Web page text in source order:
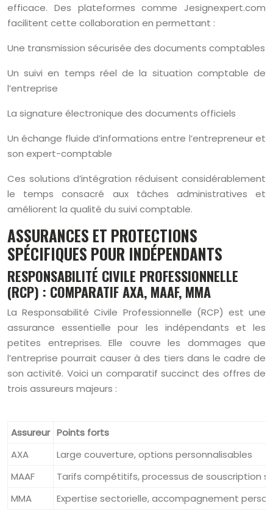
efficace. Des plateformes comme Jesignexpert.com
facilitent cette collaboration en permettant :
Une transmission sécurisée des documents comptables
Un suivi en temps réel de la situation comptable de
l’entreprise
La signature électronique des documents officiels
Un échange fluide d’informations entre l’entrepreneur et
son expert-comptable
Ces solutions d’intégration réduisent considérablement
le temps consacré aux tâches administratives et
améliorent la qualité du suivi comptable.
ASSURANCES ET PROTECTIONS
SPÉCIFIQUES POUR INDÉPENDANTS
RESPONSABILITÉ CIVILE PROFESSIONNELLE
(RCP) : COMPARATIF AXA, MAAF, MMA
La Responsabilité Civile Professionnelle (RCP) est une
assurance essentielle pour les indépendants et les
petites entreprises. Elle couvre les dommages que
l’entreprise pourrait causer à des tiers dans le cadre de
son activité. Voici un comparatif succinct des offres de
trois assureurs majeurs :
Assureur Points forts
AXA
Large couverture, options personnalisables
MAAF
Tarifs compétitifs, processus de souscription
MMA
Expertise sectorielle, accompagnement